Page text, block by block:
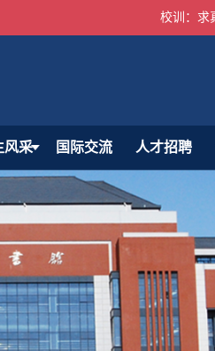
校训：求
风采 国际交流 人才招聘